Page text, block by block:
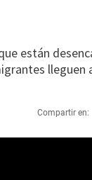
están
Compartir en: